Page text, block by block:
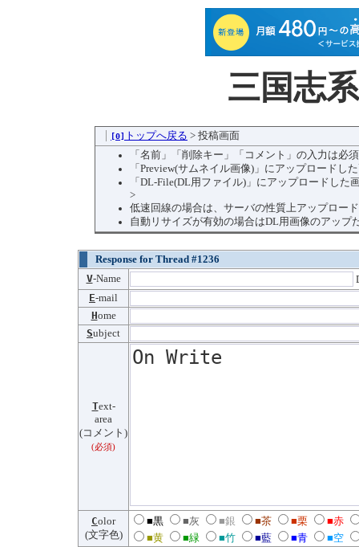
三国志
[0] トップへ戻る > 投稿画面
「名前」「削除キー」「コメント」の入力は必
「Preview(サムネイル画像)」にアップロードし
「DL-File(DL用ファイル)」にアップロードし
>
低速回線の場合は、サーバの性質上アップロー
自動リサイズが有効の場合はDL用画像のアップ
Response for Thread #1236
V-Name
E-mail
Home
Subject
Text-
area
(コメント)
(必須)
Color
(文字色)
■黒 ■灰 ■銀 ■茶 ■栗
■赤
■黄
■緑 ■竹 ■藍 ■青
■空